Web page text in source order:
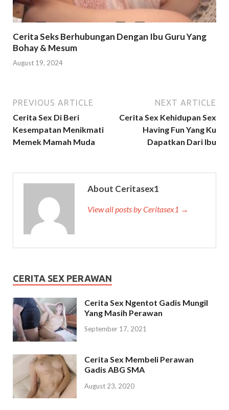
Cerita Seks Berhubungan Dengan Ibu Guru Yang
Bohay & Mesum
August 19, 2024
PREVIOUS ARTICLE
Cerita Sex Di Beri
Kesempatan Menikmati
Memek Mamah Muda
NEXT ARTICLE
Cerita Sex Kehidupan Sex
Having Fun Yang Ku
Dapatkan Dari Ibu
About Ceritasex1
View all posts by Ceritasex1 →
CERITA SEX PERAWAN
Cerita Sex Ngentot Gadis Mungil
Yang Masih Perawan
September 17, 2021
Cerita Sex Membeli Perawan
Gadis ABG SMA
August 23, 2020